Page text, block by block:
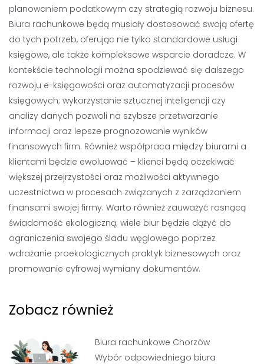
planowaniem podatkowym czy strategią rozwoju biznesu.
Biura rachunkowe będą musiały dostosować swoją ofertę
do tych potrzeb, oferując nie tylko standardowe usługi
księgowe, ale także kompleksowe wsparcie doradcze. W
kontekście technologii można spodziewać się dalszego
rozwoju e-księgowości oraz automatyzacji procesów
księgowych; wykorzystanie sztucznej inteligencji czy
analizy danych pozwoli na szybsze przetwarzanie
informacji oraz lepsze prognozowanie wyników
finansowych firm. Również współpraca między biurami a
klientami będzie ewoluować – klienci będą oczekiwać
większej przejrzystości oraz możliwości aktywnego
uczestnictwa w procesach związanych z zarządzaniem
finansami swojej firmy. Warto również zauważyć rosnącą
świadomość ekologiczną; wiele biur będzie dążyć do
ograniczenia swojego śladu węglowego poprzez
wdrażanie proekologicznych praktyk biznesowych oraz
promowanie cyfrowej wymiany dokumentów.
Zobacz również
Biura rachunkowe Chorzów
Wybór odpowiedniego biura